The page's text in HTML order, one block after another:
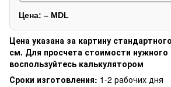
Цена: – MDL
Цена указана за картину
см. Для просчета стоимости нужного
воспользуйтесь калькулятором
Сроки изготовления: 1-2 рабочих дня